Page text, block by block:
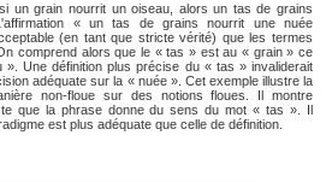
un grain nourrit un oiseau, alors un tas de grains
« un tas de grains nourrit une nuée
(en tant que stricte vérité) que les termes
comprend alors que le « tas » est au « grain » ce
Une définition plus précise du « tas » invaliderait
adéquate sur la « nuée ». Cet exemple illustre la
non-floue sur des notions floues. Il montre
que la phrase donne du sens du mot « tas ». Il
est plus adéquate que celle de définition.